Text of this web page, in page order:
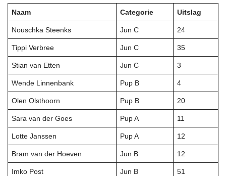
Naam Categorie Uitslag
Nouschka Steenks Jun C 24
Tippi Verbree Jun C 35
Stian van Etten Jun C 3
Wende Linnenbank Pup B 4
Olen Olsthoorn Pup B 20
Sara van der Goes Pup A 11
Lotte Janssen Pup A 12
Bram van der Hoeven Jun B 12
Imko Post Jun B 51